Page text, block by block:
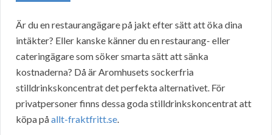
Är du en restaurangägare på jakt efter sätt att öka dina
intäkter? Eller kanske känner du en restaurang- eller
cateringägare som söker smarta sätt att sänka
kostnaderna? Då är Aromhusets sockerfria
stilldrinkskoncentrat det perfekta alternativet. För
privatpersoner finns dessa goda stilldrinkskoncentrat att
köpa påallt-fraktfritt.se.